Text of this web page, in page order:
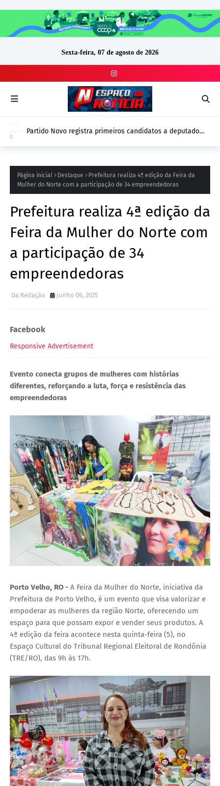
Sexta-feira, 07 de agosto de 2026
Partido Novo registra primeiros candidatos a deputado
Página inicial Destaque
Prefeitura realiza 4ª edição da Feira da
Mulher do Norte com a participação de 34 empreendedoras
Prefeitura realiza 4ª edição da
Feira da Mulher do Norte com
a participação de 34
empreendedoras
Da Redação junho 06, 2025
Facebook
Responsive Advertisement
Evento conecta grupos de mulheres com histórias
diferentes, reforçando a luta, força e resistência das
empreendedoras
Porto Velho, RO - A Feira da Mulher do Norte, iniciativa da
Prefeitura de Porto Velho, é um evento que visa valorizar e
empoderar as mulheres da região Norte, oferecendo um
espaço para que possam expor e vender seus produtos. A
4ª edição da feira acontece nesta quinta-feira (5), no
Espaço Cultural do Tribunal Regional Eleitoral de Rondônia
(TRE/RO), das 9h às 17h.